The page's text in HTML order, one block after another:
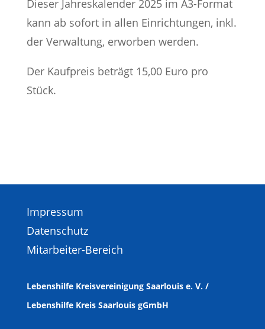
Dieser Jahreskalender 2025 im A3-Format
kann ab sofort in allen Einrichtungen, inkl.
der Verwaltung, erworben werden.
Der Kaufpreis beträgt 15,00 Euro pro
Stück.
Impressum
Datenschutz
Mitarbeiter-Bereich
Lebenshilfe Kreisvereinigung Saarlouis e. V. /
Lebenshilfe Kreis Saarlouis gGmbH